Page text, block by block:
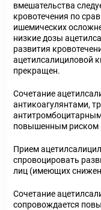
вмешательства
кровотечения по
ишемических
низкие дозы
развития
ацетилсалициловой
прекращен.
Сочетание
антикоагулянтами,
повышенным риском
Прием
спровоцировать
лиц (имеющих
Сочетание
сопровождается